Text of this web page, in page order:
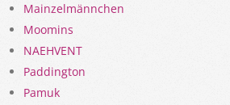
Mainzelmännchen
Moomins
NAEHVENT
Paddington
Pamuk